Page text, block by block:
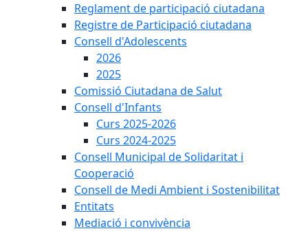
Reglament de participació ciutadana
Registre de Participació ciutadana
Consell d'Adolescents
2026
2025
Comissió Ciutadana de Salut
Consell d'Infants
Curs 2025-2026
Curs 2024-2025
Consell Municipal de Solidaritat i
Cooperació
Consell de Medi Ambient i Sostenibilitat
Entitats
Mediació i convivència